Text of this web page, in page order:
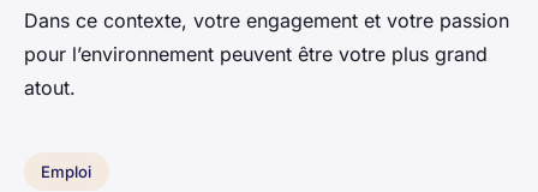
Dans ce contexte, votre engagement et votre passion
pour l’environnement peuvent être votre plus grand
atout.
Emploi